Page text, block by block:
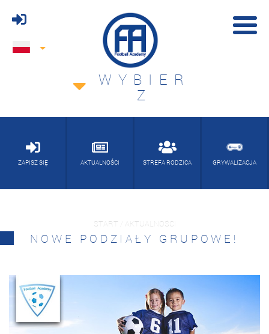
WYBIER
Z
ZAPISZ SIĘ AKTUALNOŚCI STREFA RODZICA GRYWALIZACJA
START / AKTUALNOŚCI
NOWE PODZIAŁY GRUPOWE!